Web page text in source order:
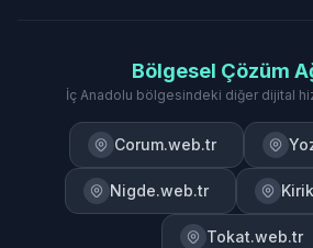
Bölgesel Çözüm
İç Anadolu bölgesindeki diğer dijital
Corum.web.tr
Nigde.web.tr
Tokat.web.tr